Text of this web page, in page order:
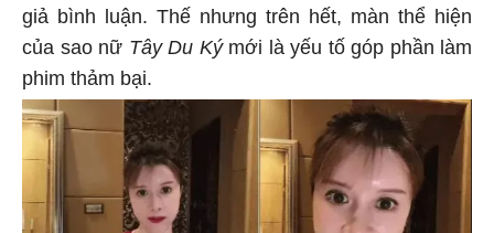
giả bình luận. Thế nhưng trên hết, màn thể hiện
của sao nữ Tây Du Kýmới là yếu tố góp phần làm
phim thảm bại.